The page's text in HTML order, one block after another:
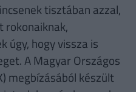
tisztában azzal,
rokonaiknak,
úgy, hogy vissza is
A Magyar Országos
megbízásából készült